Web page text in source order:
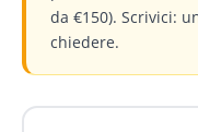
da €150). Scrivici:
chiedere.